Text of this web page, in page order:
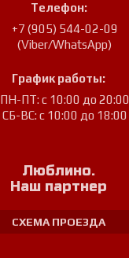
Телефон:
+7 (905) 544-02-09
(Viber/WhatsApp)
График работы:
ПН-ПТ: с 10:00 до 20:00
СБ-ВС: с 10:00 до 18:00
Люблино.
Наш партнер
СХЕМА ПРОЕЗДА